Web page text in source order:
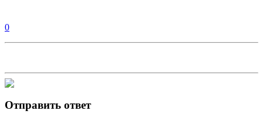
0
Отправить ответ